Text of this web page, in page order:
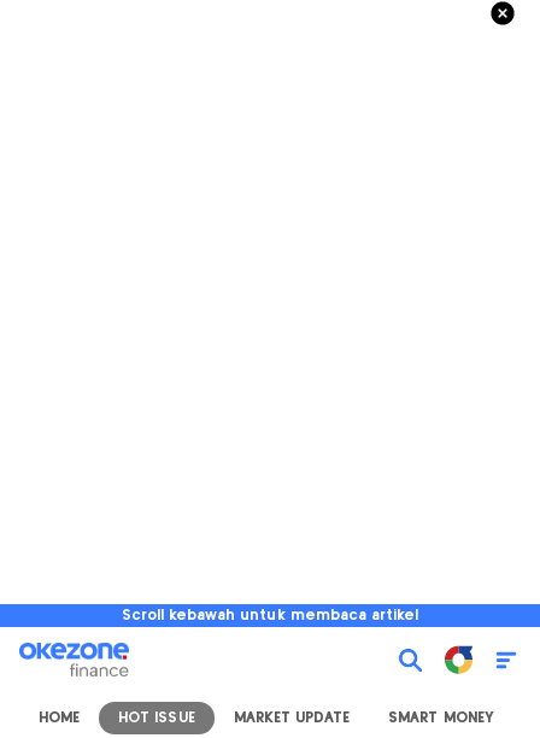
Scroll kebawah untuk membaca artikel
HOME HOT ISSUE MARKET UPDATE SMART MONEY